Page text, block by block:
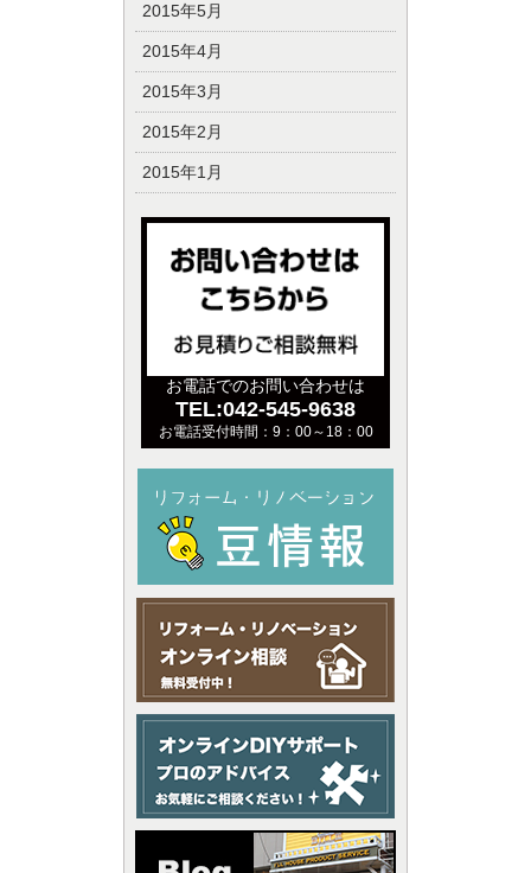
2015年5月
2015年4月
2015年3月
2015年2月
2015年1月
お電話でのお問い合わせは
TEL:042-545-9638
お電話受付時間：9：00～18：00